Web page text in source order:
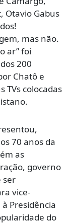
Otavio Gabus
mas não.
ar” foi
200
Chatô e
TVs colocadas
70 anos da
as
governo
ser
vice-
Presidência
do